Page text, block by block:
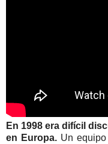
En 1998 era difícil
en Europa.Un equipo